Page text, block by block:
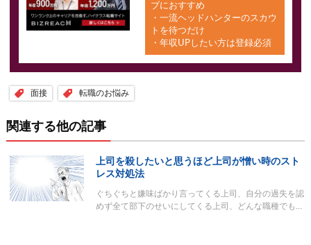
ブにおすすめ
・一流ヘッドハンターのスカウ
トを待つだけ
・年収UPしたい方は登録必須
面接 転職のお悩み
関連する他の記事
上司を殺したいと思うほど上司が憎い時のスト
レス対処法
ぐちぐちと嫌味ばかり言ってくる上司、自分の過失を認
めず全て部下のせいにしてくる上司、どんな職種でも…